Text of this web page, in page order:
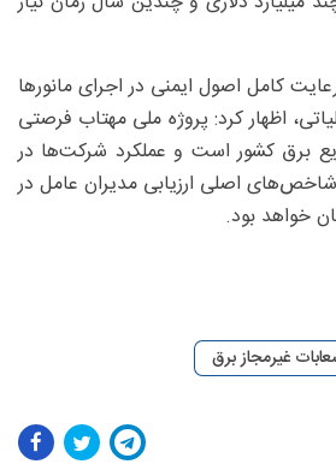
کامل اصول ایمنی در اجرای مانورها
اظهار کرد: پروژه ملی مهتاب فرصتی
برق کشور است و عملکرد شرکت‌ها در
اصلی ارزیابی مدیران عامل در
خواهد بود.
غیرمجاز برق